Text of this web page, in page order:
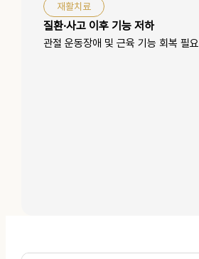
재활치료
질환·사고 이후 기능 저하
관절 운동장애 및 근육 기능 회복 필요